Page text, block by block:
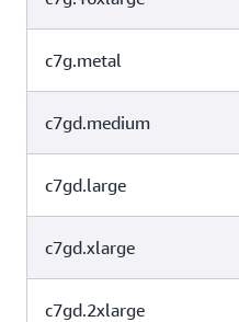
32 64
48 96
vCPU
64 128
c7g.metal
vCPU
c7gd.medium
vCPU
c7gd.large
vCPU
c7gd.xlarge
vCPU
c7gd.2xlarge